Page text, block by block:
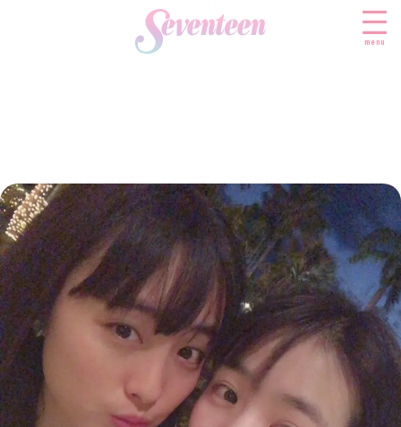
menu
FASHION
ファッションニュース
モデル私服
着回し
着痩せ
BEAUTY
ビューティニュース
トレンドメイク
ベストコスメ
ヘアアレンジ・ヘアケア
ボディケア
SCHOOL
スクールニュース
制服コーデ
学校ヘアメイク
勉強・受験・進路
ENTERTAINMENT
エンタメニュース
なにわ男子
K-POP
LIFESTYLE
ライフスタイルニュース
JKランキング・アワード
モデルの購入品
JK TREND
JKトレンドニュース
MODELS